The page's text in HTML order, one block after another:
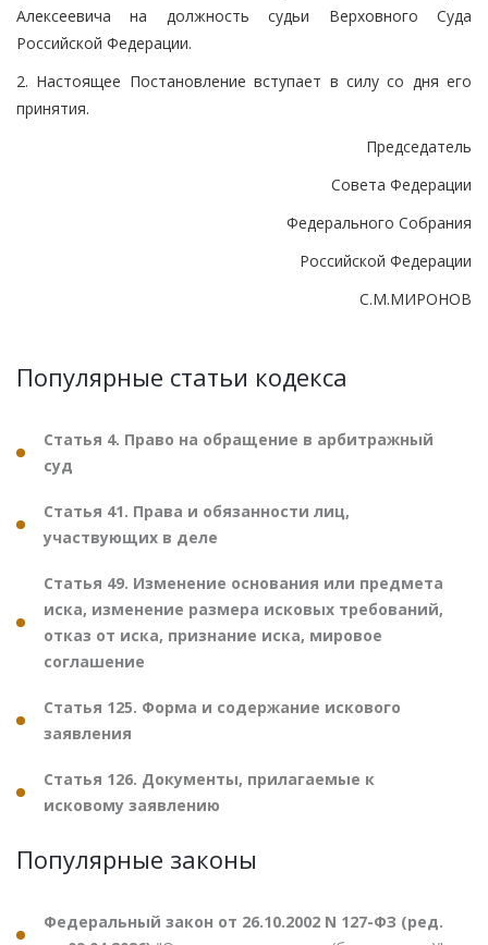
Алексеевича на должность судьи Верховного Суда
Российской Федерации.
2. Настоящее Постановление вступает в силу со дня его
принятия.
Председатель
Совета Федерации
Федерального Собрания
Российской Федерации
С.М.МИРОНОВ
Популярные статьи кодекса
Статья 4. Право на обращение в арбитражный
суд
Статья 41. Права и обязанности лиц,
участвующих в деле
Статья 49. Изменение основания или предмета
иска, изменение размера исковых требований,
отказ от иска, признание иска, мировое
соглашение
Статья 125. Форма и содержание искового
заявления
Статья 126. Документы, прилагаемые к
исковому заявлению
Популярные законы
Федеральный закон от 26.10.2002 N 127-ФЗ (ред.